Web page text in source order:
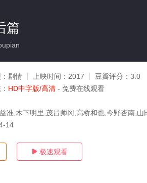
篇
剧情 上映时间： 2017 豆瓣评分： 3.0
HD中字版/高清 - 免费在线观看
准,木下明里,茂吕师冈,高桥和也,今野杏南,
14
 极速观看